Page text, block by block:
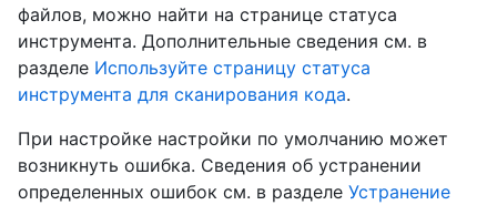
файлов, можно найти на странице статуса
инструмента. Дополнительные сведения см. в
разделе Используйте страницу статуса
инструмента для сканирования кода.
При настройке настройки по умолчанию может
возникнуть ошибка. Сведения об устранении
определенных ошибок см. в разделе Устранение